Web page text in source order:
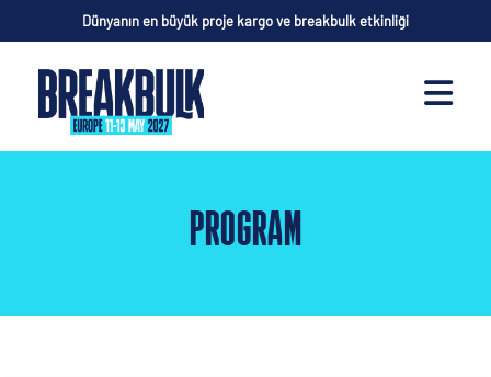
Dünyanın en büyük proje kargo ve breakbulk etkinliği
PROGRAM